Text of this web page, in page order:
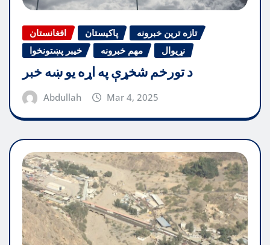
افغانستان پاکیستان
تازه ترین خبرونه
خیبر پښتونخوا
مهم خبرونه نړیوال
د تورخم شخړې په اړه یو ښه خبر
Abdullah Mar 4, 2025